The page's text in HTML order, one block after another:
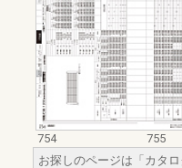
754
755
お探しのページは「カタ